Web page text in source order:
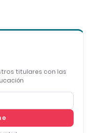
titulares con las